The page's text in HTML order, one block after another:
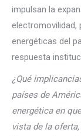
impulsan la
electromovilidad,
energéticas del
respuesta
¿Qué
países de
energética en
vista de la